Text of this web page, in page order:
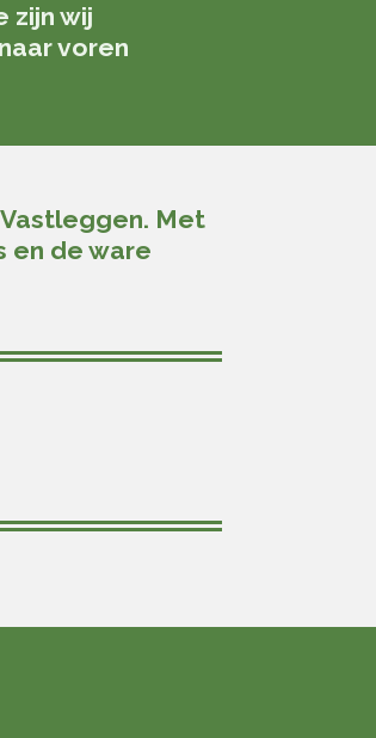
zijn wij
voren
Met
en de ware